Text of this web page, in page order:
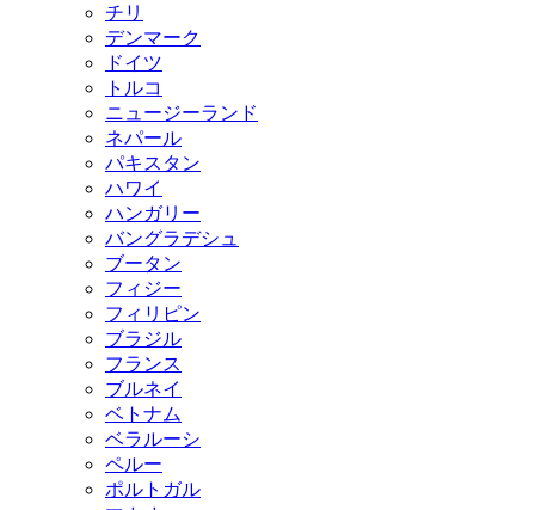
チリ
デンマーク
ドイツ
トルコ
ニュージーランド
ネパール
パキスタン
ハワイ
ハンガリー
バングラデシュ
ブータン
フィジー
フィリピン
ブラジル
フランス
ブルネイ
ベトナム
ベラルーシ
ペルー
ポルトガル